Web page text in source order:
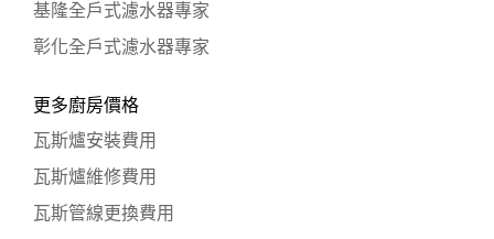
基隆全戶式濾水器專家
彰化全戶式濾水器專家
更多廚房價格
瓦斯爐安裝費用
瓦斯爐維修費用
瓦斯管線更換費用